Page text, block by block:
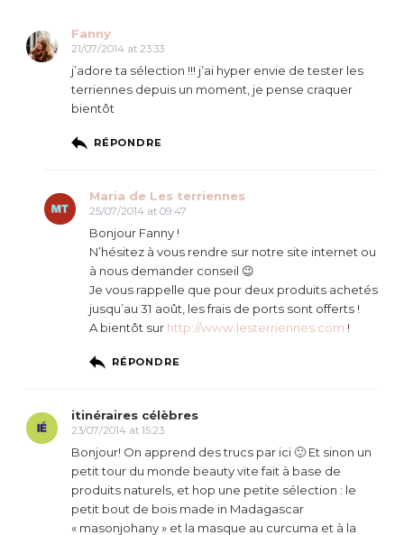
Fanny
21/07/2014 at 23:33
j’adore ta sélection !!! j’ai hyper envie de tester les
terriennes depuis un moment, je pense craquer
bientôt
RÉPONDRE
Maria de Les terriennes
25/07/2014 at 09:47
Bonjour Fanny !
N’hésitez à vous rendre sur notre site internet ou
à nous demander conseil 😉
Je vous rappelle que pour deux produits achetés
jusqu’au 31 août, les frais de ports sont offerts !
A bientôt sur http://www.lesterriennes.com !
RÉPONDRE
itinéraires célèbres
23/07/2014 at 15:23
Bonjour! On apprend des trucs par ici 🙂 Et sinon un
petit tour du monde beauty vite fait à base de
produits naturels, et hop une petite sélection : le
petit bout de bois made in Madagascar
« masonjohany » et la masque au curcuma et à la